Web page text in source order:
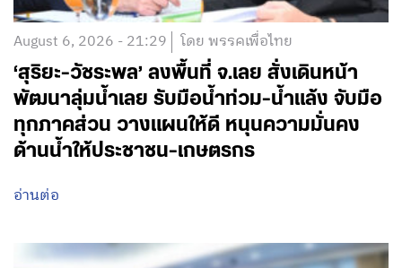
August 6, 2026 - 21:29 โดย พรรคเพื่อไทย
‘สุริยะ-วัชระพล’ ลงพื้นที่ จ.เลย สั่งเดินหน้า
พัฒนาลุ่มน้ำเลย รับมือน้ำท่วม-น้ำแล้ง จับมือ
ทุกภาคส่วน วางแผนให้ดี หนุนความมั่นคง
ด้านน้ำให้ประชาชน-เกษตรกร
อ่านต่อ